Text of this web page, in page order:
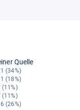
Quelle
(34%)
(18%)
(11%)
(11%)
(26%)